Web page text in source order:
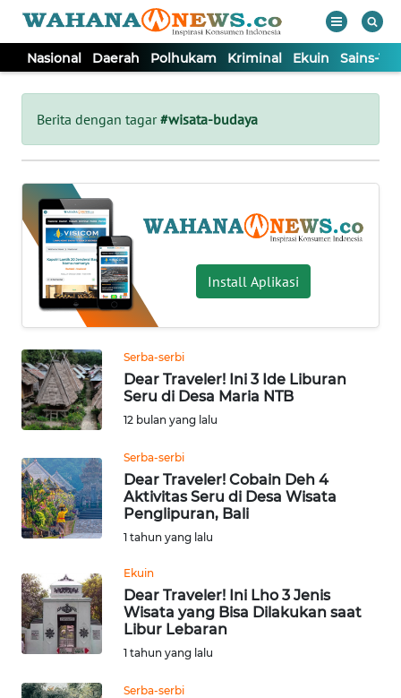
Nasional Daerah Polhukam Kriminal Ekuin Sains-
Berita dengan tagar#wisata-budaya
Install Aplikasi
Serba-serbi
Dear Traveler! Ini 3 Ide Liburan
Seru di Desa Maria NTB
12 bulan yang lalu
Serba-serbi
Dear Traveler! Cobain Deh 4
Aktivitas Seru di Desa Wisata
Penglipuran, Bali
1 tahun yang lalu
Ekuin
Dear Traveler! Ini Lho 3 Jenis
Wisata yang Bisa Dilakukan saat
Libur Lebaran
1 tahun yang lalu
Serba-serbi
Tutup
NASIONAL
DAERAH
POLHUKAM
KRIMINAL
EKUIN
SAINS-TEKNO
KESEHATAN
INTERNASIONAL
PENDIDIKAN